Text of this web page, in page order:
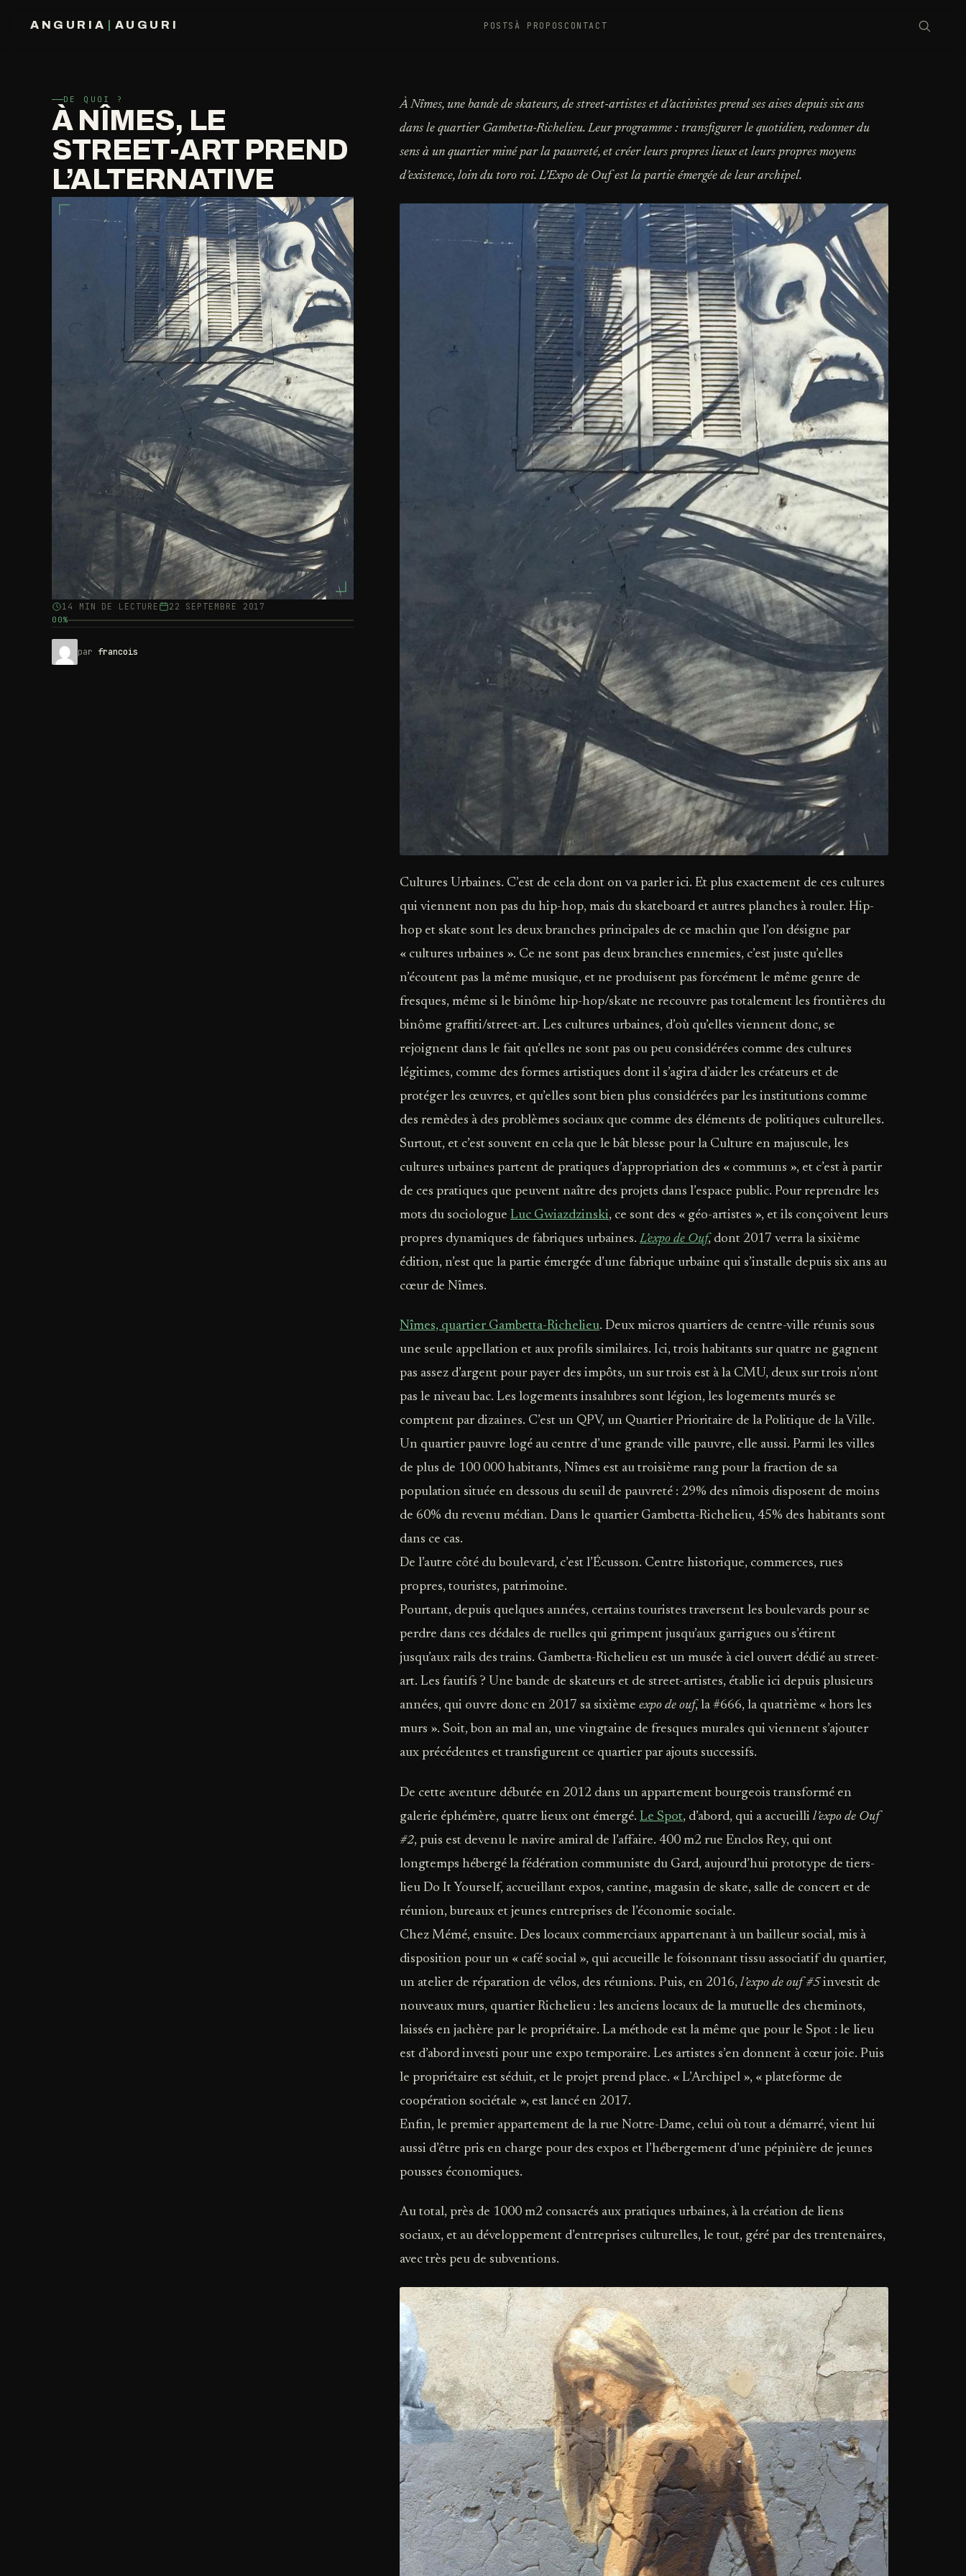
ANGURIA AUGURI POSTSÀ PROPOS CONTACT
DE QUOI ?
À NÎMES, LE
STREET-ART PREND
L’ALTERNATIVE
14 MIN DE LECTURE 22 SEPTEMBRE 2017
00%
par francois
À Nîmes, une bande de skateurs, de street-artistes et d’activistes prend ses aises depuis six ans
dans le quartier Gambetta-Richelieu. Leur programme : transfigurer le quotidien, redonner du
sens à un quartier miné par la pauvreté, et créer leurs propres lieux et leurs propres moyens
d’existence, loin du toro roi. L’Expo de Ouf est la partie émergée de leur archipel.
Cultures Urbaines. C’est de cela dont on va parler ici. Et plus exactement de ces cultures
qui viennent non pas du hip-hop, mais du skateboard et autres planches à rouler. Hip-
hop et skate sont les deux branches principales de ce machin que l’on désigne par
« cultures urbaines ». Ce ne sont pas deux branches ennemies, c’est juste qu’elles
n’écoutent pas la même musique, et ne produisent pas forcément le même genre de
fresques, même si le binôme hip-hop/skate ne recouvre pas totalement les frontières du
binôme graffiti/street-art. Les cultures urbaines, d’où qu’elles viennent donc, se
rejoignent dans le fait qu’elles ne sont pas ou peu considérées comme des cultures
légitimes, comme des formes artistiques dont il s’agira d’aider les créateurs et de
protéger les œuvres, et qu’elles sont bien plus considérées par les institutions comme
des remèdes à des problèmes sociaux que comme des éléments de politiques culturelles.
Surtout, et c’est souvent en cela que le bât blesse pour la Culture en majuscule, les
cultures urbaines partent de pratiques d’appropriation des « communs », et c’est à partir
de ces pratiques que peuvent naître des projets dans l’espace public. Pour reprendre les
mots du sociologue Luc Gwiazdzinski, ce sont des « géo-artistes », et ils conçoivent leurs
propres dynamiques de fabriques urbaines. L’expo de Ouf, dont 2017 verra la sixième
édition, n’est que la partie émergée d’une fabrique urbaine qui s’installe depuis six ans au
cœur de Nîmes.
Nîmes, quartier Gambetta-Richelieu. Deux micros quartiers de centre-ville réunis sous
une seule appellation et aux profils similaires. Ici, trois habitants sur quatre ne gagnent
pas assez d’argent pour payer des impôts, un sur trois est à la CMU, deux sur trois n’ont
pas le niveau bac. Les logements insalubres sont légion, les logements murés se
comptent par dizaines. C’est un QPV, un Quartier Prioritaire de la Politique de la Ville.
Un quartier pauvre logé au centre d’une grande ville pauvre, elle aussi. Parmi les villes
de plus de 100 000 habitants, Nîmes est au troisième rang pour la fraction de sa
population située en dessous du seuil de pauvreté : 29% des nîmois disposent de moins
de 60% du revenu médian. Dans le quartier Gambetta-Richelieu, 45% des habitants sont
dans ce cas.
De l’autre côté du boulevard, c’est l’Écusson. Centre historique, commerces, rues
propres, touristes, patrimoine.
Pourtant, depuis quelques années, certains touristes traversent les boulevards pour se
perdre dans ces dédales de ruelles qui grimpent jusqu’aux garrigues ou s’étirent
jusqu’aux rails des trains. Gambetta-Richelieu est un musée à ciel ouvert dédié au street-
art. Les fautifs ? Une bande de skateurs et de street-artistes, établie ici depuis plusieurs
années, qui ouvre donc en 2017 sa sixième expo de ouf, la #666, la quatrième « hors les
murs ». Soit, bon an mal an, une vingtaine de fresques murales qui viennent s’ajouter
aux précédentes et transfigurent ce quartier par ajouts successifs.
De cette aventure débutée en 2012 dans un appartement bourgeois transformé en
galerie éphémère, quatre lieux ont émergé. Le Spot, d’abord, qui a accueilli l’expo de Ouf
#2, puis est devenu le navire amiral de l’affaire. 400 m2 rue Enclos Rey, qui ont
longtemps hébergé la fédération communiste du Gard, aujourd’hui prototype de tiers-
lieu Do It Yourself, accueillant expos, cantine, magasin de skate, salle de concert et de
réunion, bureaux et jeunes entreprises de l’économie sociale.
Chez Mémé, ensuite. Des locaux commerciaux appartenant à un bailleur social, mis à
disposition pour un « café social », qui accueille le foisonnant tissu associatif du quartier,
un atelier de réparation de vélos, des réunions. Puis, en 2016, l’expo de ouf #5investit de
nouveaux murs, quartier Richelieu : les anciens locaux de la mutuelle des cheminots,
laissés en jachère par le propriétaire. La méthode est la même que pour le Spot : le lieu
est d’abord investi pour une expo temporaire. Les artistes s’en donnent à cœur joie. Puis
le propriétaire est séduit, et le projet prend place. « L’Archipel », « plateforme de
coopération sociétale », est lancé en 2017.
Enfin, le premier appartement de la rue Notre-Dame, celui où tout a démarré, vient lui
aussi d’être pris en charge pour des expos et l’hébergement d’une pépinière de jeunes
pousses économiques.
Au total, près de 1000 m2 consacrés aux pratiques urbaines, à la création de liens
sociaux, et au développement d’entreprises culturelles, le tout, géré par des trentenaires,
avec très peu de subventions.